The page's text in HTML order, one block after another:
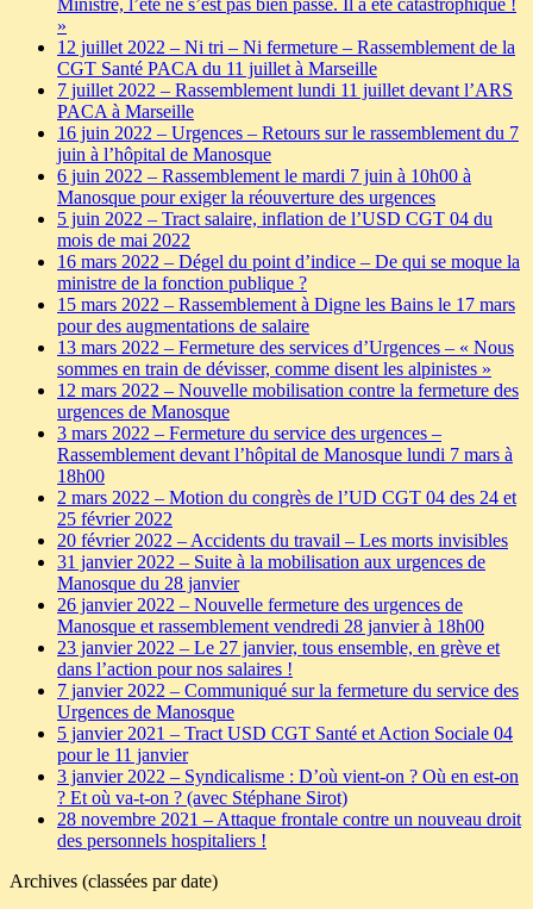
»
12 juillet 2022 – Ni tri – Ni fermeture – Rassemblement de la
CGT Santé PACA du 11 juillet à Marseille
7 juillet 2022 – Rassemblement lundi 11 juillet devant l’ARS
PACA à Marseille
16 juin 2022 – Urgences – Retours sur le rassemblement du 7
juin à l’hôpital de Manosque
6 juin 2022 – Rassemblement le mardi 7 juin à 10h00 à
Manosque pour exiger la réouverture des urgences
5 juin 2022 – Tract salaire, inflation de l’USD CGT 04 du
mois de mai 2022
16 mars 2022 – Dégel du point d’indice – De qui se moque la
ministre de la fonction publique ?
15 mars 2022 – Rassemblement à Digne les Bains le 17 mars
pour des augmentations de salaire
13 mars 2022 – Fermeture des services d’Urgences – « Nous
sommes en train de dévisser, comme disent les alpinistes »
12 mars 2022 – Nouvelle mobilisation contre la fermeture des
urgences de Manosque
3 mars 2022 – Fermeture du service des urgences –
Rassemblement devant l’hôpital de Manosque lundi 7 mars à
18h00
2 mars 2022 – Motion du congrès de l’UD CGT 04 des 24 et
25 février 2022
20 février 2022 – Accidents du travail – Les morts invisibles
31 janvier 2022 – Suite à la mobilisation aux urgences de
Manosque du 28 janvier
26 janvier 2022 – Nouvelle fermeture des urgences de
Manosque et rassemblement vendredi 28 janvier à 18h00
23 janvier 2022 – Le 27 janvier, tous ensemble, en grève et
dans l’action pour nos salaires !
7 janvier 2022 – Communiqué sur la fermeture du service des
Urgences de Manosque
5 janvier 2021 – Tract USD CGT Santé et Action Sociale 04
pour le 11 janvier
3 janvier 2022 – Syndicalisme : D’où vient-on ? Où en est-on
? Et où va-t-on ? (avec Stéphane Sirot)
28 novembre 2021 – Attaque frontale contre un nouveau droit
des personnels hospitaliers !
Archives (classées par date)